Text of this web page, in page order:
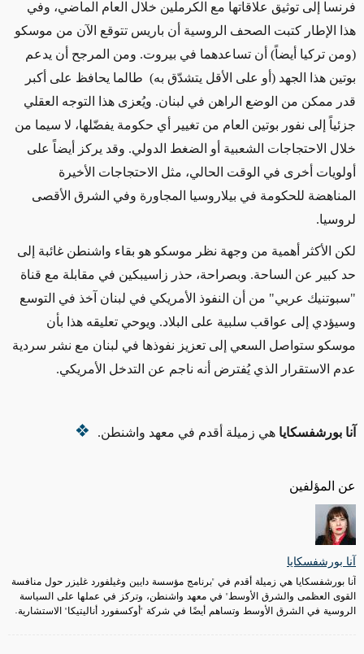
عن المؤلفين
آنا بورشفسكايا
آنا بورشفسكايا هي زميلة أقدم في "برنامج مؤسسة دايين وغيلفورد غليزر حول منافسة
القوى العظمى والشرق الأوسط" في معهد واشنطن، وتركز في عملها على السياسة
الروسية في الشرق الأوسط وتساهم أيضًا في شركة "أوكسفورد أناليتيكا" الاستشارية.
فرنسا إلى توثيق علاقاتها مع الكرملين خلال العام الماضي، وفي
هذا الإطار كتبت الصحف الروسية أن باريس تتوقع الآن من موسكو
(ومن تركيا أيضاً) أن تساعدهما في بيروت. ومن المرجح أن يدعم
بوتين هذا الجهد (أو على الأقل يتشدّق به) طالما يحافظ على أكبر
قدر ممكن من الوضع الراهن في لبنان. ويُعزى هذا التوجه العقلي
جزئياً إلى نفور بوتين العام من تغيير أي حكومة يفضّلها، لا سيما من
خلال الاحتجاجات الشعبية أو الضغط الدولي. وقد يركز أيضاً على
أولويات أخرى في الوقت الحالي، مثل الاحتجاجات الأخيرة
المناهضة للحكومة في بيلاروسيا المجاورة وفي الشرق الأقصى
لروسيا.
لكن الأكثر أهمية من وجهة نظر موسكو هو بقاء واشنطن غائبة إلى
حد كبير عن الساحة. وبصراحة، حذر زاسيبكين في مقابلة مع قناة
"سبوتنيك عربي" من أن النفوذ الأمريكي في لبنان آخذ في التوسع
وسيؤدي إلى عواقب سلبية على البلاد. ويوحي تعليقه هذا بأن
موسكو ستواصل السعي إلى تعزيز نفوذها في لبنان مع نشر سردية
عدم الاستقرار الذي يُفترض أنه ناجم عن التدخل الأمريكي.
آنا بورشفسكايا هي زميلة أقدم في معهد واشنطن.